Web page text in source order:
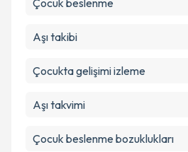
Çocuk beslenme
Aşı takibi
Çocukta gelişimi izleme
Aşı takvimi
Çocuk beslenme bozuklukları